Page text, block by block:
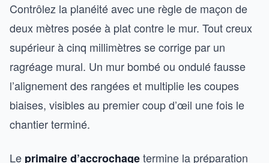
Contrôlez la planéité avec une règle de maçon de
deux mètres posée à plat contre le mur. Tout creux
supérieur à cinq millimètres se corrige par un
ragréage mural. Un mur bombé ou ondulé fausse
l’alignement des rangées et multiplie les coupes
biaises, visibles au premier coup d’œil une fois le
chantier terminé.
Le primaire d’accrochagetermine la préparation